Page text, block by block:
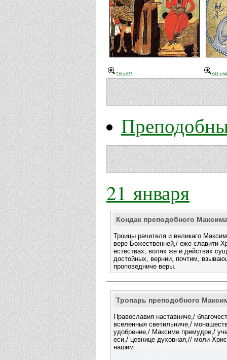
718 x 653 641 x
21 января
Кондак преподобного
Троицы рачителя и великаго
вере Божественней,/ еже славити
естествах, волях же и действах
достойных, вернии, почтим,
проповедниче веры.
Тропарь преподобного
Православия наставниче,/
вселенныя светильниче,/
удобрение,/ Максиме премудре,/
еси,/ цевнице духовная,// моли
нашим.